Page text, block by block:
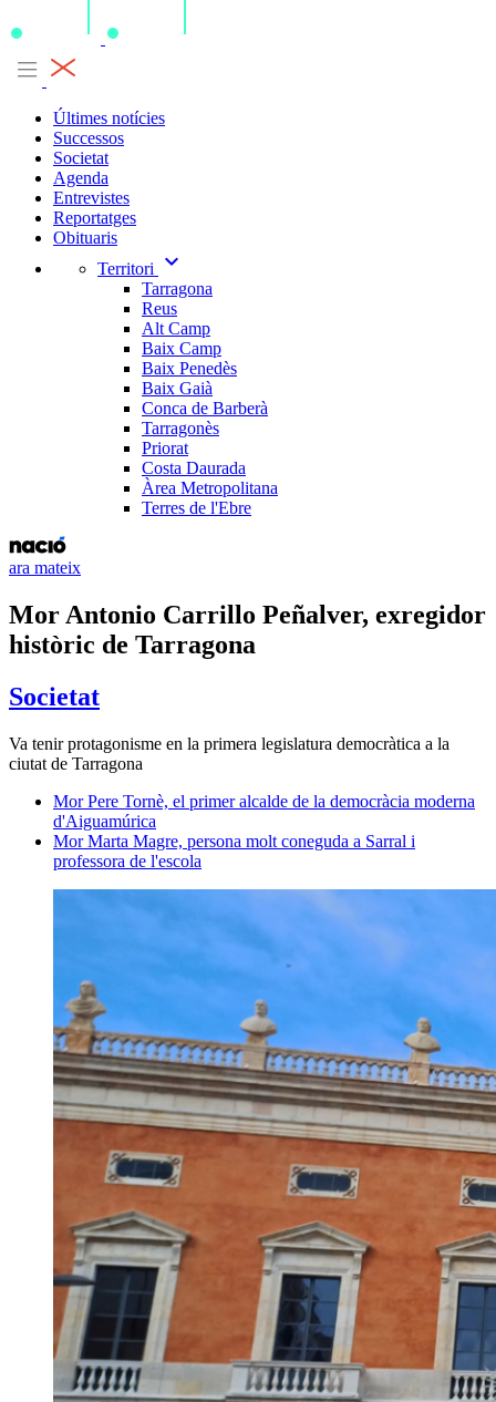
Últimes notícies
Successos
Societat
Agenda
Entrevistes
Reportatges
Obituaris
Territori
expand_more
Tarragona
Reus
Alt Camp
Baix Camp
Baix Penedès
Baix Gaià
Conca de Barberà
Tarragonès
Priorat
Costa Daurada
Àrea Metropolitana
Terres de l'Ebre
ara mateix
Mor Antonio Carrillo Peñalver, exregidor
històric de Tarragona
Societat
Va tenir protagonisme en la primera legislatura democràtica a la
ciutat de Tarragona
Mor Pere Tornè, el primer alcalde de la democràcia moderna
d'Aiguamúrica
Mor Marta Magre, persona molt coneguda a Sarral i
professora de l'escola